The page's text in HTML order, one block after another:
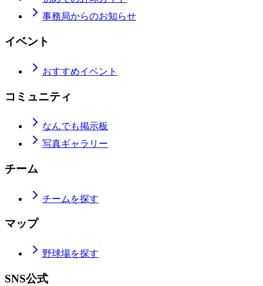
事務局からのお知らせ
イベント
おすすめイベント
コミュニティ
なんでも掲示板
写真ギャラリー
チーム
チームを探す
マップ
野球場を探す
SNS公式